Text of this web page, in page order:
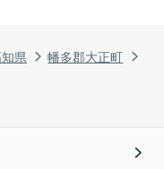
県
幡多郡大正町